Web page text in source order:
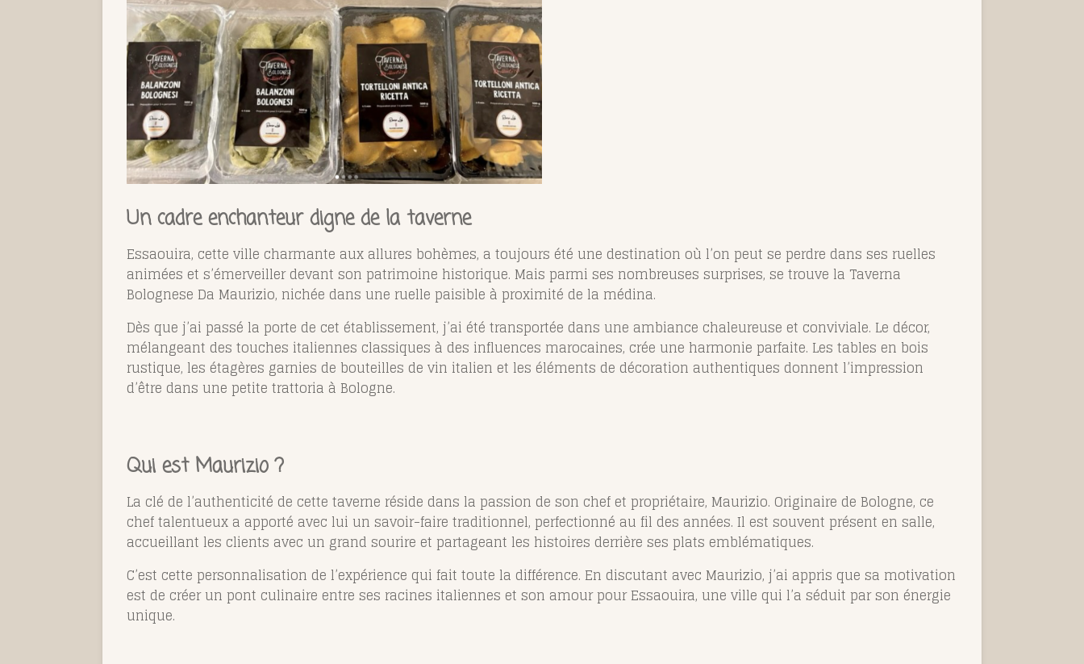
Un cadre enchanteur digne de lataverne
Essaouira, cette ville charmante aux allures bohèmes, a toujours été une destination où l’on peut se perdre dans ses ruelles
animées et s’émerveiller devant son patrimoine historique. Mais parmi ses nombreuses surprises, se trouve la Taverna
Bolognese Da Maurizio, nichée dans une ruelle paisible à proximité de la médina.
Dès que j’ai passé la porte de cet établissement, j’ai été transportée dans une ambiance chaleureuse et conviviale. Le décor,
mélangeant des touches italiennes classiques à des influences marocaines, crée une harmonie parfaite. Les tables en bois
rustique, les étagères garnies de bouteilles de vin italien et les éléments de décoration authentiques donnent l’impression
d’être dans une petite trattoria à Bologne.
Qui est Maurizio ?
La clé de l’authenticité de cette taverne réside dans la passion de son chef et propriétaire, Maurizio. Originaire de Bologne, ce
chef talentueux a apporté avec lui un savoir-faire traditionnel, perfectionné au fil des années. Il est souvent présent en salle,
accueillant les clients avec un grand sourire et partageant les histoires derrière ses plats emblématiques.
C’est cette personnalisation de l’expérience qui fait toute la différence. En discutant avec Maurizio, j’ai appris que sa motivation
est de créer un pont culinaire entre ses racines italiennes et son amour pour Essaouira, une ville qui l’a séduit par son énergie
unique.